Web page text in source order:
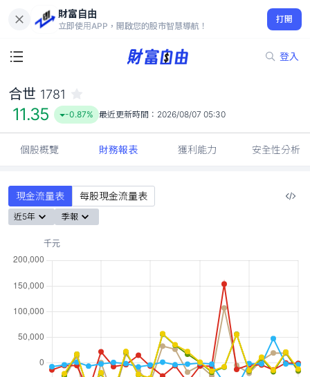
財富自由
立即使用APP，開啟您的股市智慧導航！
打開
登入
11.35
-0.87%
合世 1781
11.35 -0.87% 最近更新時間： 2026/08/07 05:30
個股概覽 財務報表 獲利能力 安全性分析
現金流量表 每股現金流量表
近5年 季報